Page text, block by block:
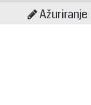
Ažuriranje